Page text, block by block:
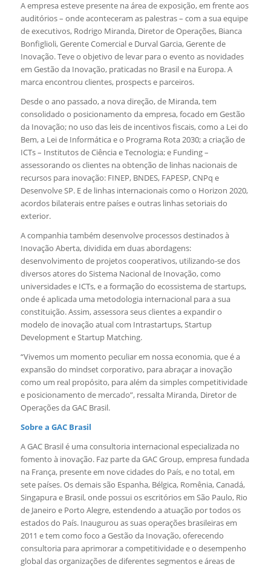
A empresa esteve presente na área de exposição, em frente aos
auditórios – onde aconteceram as palestras – com a sua equipe
de executivos, Rodrigo Miranda, Diretor de Operações, Bianca
Bonfiglioli, Gerente Comercial e Durval Garcia, Gerente de
Inovação. Teve o objetivo de levar para o evento as novidades
em Gestão da Inovação, praticadas no Brasil e na Europa. A
marca encontrou clientes, prospects e parceiros.
Desde o ano passado, a nova direção, de Miranda, tem
consolidado o posicionamento da empresa, focado em Gestão
da Inovação; no uso das leis de incentivos fiscais, como a Lei do
Bem, a Lei de Informática e o Programa Rota 2030; a criação de
ICTs – Institutos de Ciência e Tecnologia; e Funding –
assessorando os clientes na obtenção de linhas nacionais de
recursos para inovação: FINEP, BNDES, FAPESP, CNPq e
Desenvolve SP. E de linhas internacionais como o Horizon 2020,
acordos bilaterais entre países e outras linhas setoriais do
exterior.
A companhia também desenvolve processos destinados à
Inovação Aberta, dividida em duas abordagens:
desenvolvimento de projetos cooperativos, utilizando-se dos
diversos atores do Sistema Nacional de Inovação, como
universidades e ICTs, e a formação do ecossistema de startups,
onde é aplicada uma metodologia internacional para a sua
constituição. Assim, assessora seus clientes a expandir o
modelo de inovação atual com Intrastartups, Startup
Development e Startup Matching.
“Vivemos um momento peculiar em nossa economia, que é a
expansão do mindset corporativo, para abraçar a inovação
como um real propósito, para além da simples competitividade
e posicionamento de mercado”, ressalta Miranda, Diretor de
Operações da GAC Brasil.
Sobre a GAC Brasil
A GAC Brasil é uma consultoria internacional especializada no
fomento à inovação. Faz parte da GAC Group, empresa fundada
na França, presente em nove cidades do País, e no total, em
sete países. Os demais são Espanha, Bélgica, Romênia, Canadá,
Singapura e Brasil, onde possui os escritórios em São Paulo, Rio
de Janeiro e Porto Alegre, estendendo a atuação por todos os
estados do País. Inaugurou as suas operações brasileiras em
2011 e tem como foco a Gestão da Inovação, oferecendo
consultoria para aprimorar a competitividade e o desempenho
global das organizações de diferentes segmentos e áreas de